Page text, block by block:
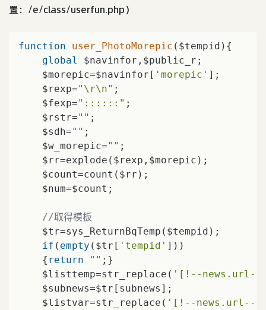
置：/e/class/userfun.php）
function user_PhotoMorepic ($tempid) {
global
$navinfor,$public_r;
    $morepic=$navinfor[
'morepic' ];
    $rexp=
"\r\n" ;
    $fexp=
"::::::" ;
    $rstr=
"" ;
    $sdh=
"" ;
    $w_morepic=
"" ;
    $rr=explode($rexp,$morepic);
    $count=count($rr);
    $num=$count;
//取得模板
    $tr=sys_ReturnBqTemp($tempid);
if ( empty ($tr[ 'tempid' ]))
    {
return "" ;}
    $listtemp=str_replace(
'[!--
    $subnews=$tr[subnews];
    $listvar=str_replace(
'[!--news.url--